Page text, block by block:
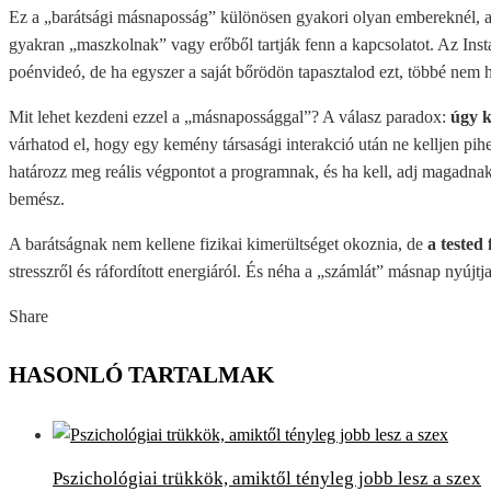
Ez a „barátsági másnaposság” különösen gyakori olyan embereknél,
gyakran „maszkolnak” vagy erőből tartják fenn a kapcsolatot. Az
poénvideó, de ha egyszer a saját bőrödön tapasztalod ezt, többé
Mit lehet kezdeni ezzel a „másnapossággal”? A válasz paradox: úgy
várhatod el, hogy egy kemény társasági interakció után ne kelljen
határozz meg reális végpontot a programnak, és ha kell, adj
bemész.
A barátságnak nem kellene fizikai kimerültséget okoznia, de a tested
stresszről és ráfordított energiáról. És néha a „számlát” másnap
Share
HASONLÓ TARTALMAK
Pszichológiai trükkök, amiktől tényleg jobb lesz a szex